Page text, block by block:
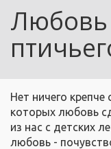
Любовь
Нет ничего
которых любовь
из нас с детских
любовь -